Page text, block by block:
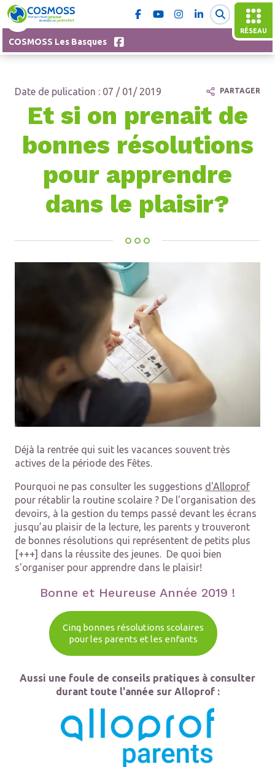
RÉSEAU
COSMOSS Les Basques
Date de pulication : 07 / 01/ 2019
Et si on prenait de
bonnes résolutions
pour apprendre
dans le plaisir?
Déjà la rentrée qui suit les vacances souvent très
actives de la période des Fêtes.
Pourquoi ne pas consulter les suggestions d'Alloprof
pour rétablir la routine scolaire ? De l'organisation des
devoirs, à la gestion du temps passé devant les écrans
jusqu’au plaisir de la lecture, les parents y trouveront
de bonnes résolutions qui représentent de petits plus
[+++] dans la réussite des jeunes. De quoi bien
s'organiser pour apprendre dans le plaisir!
Bonne et Heureuse Année 2019 !
Cinq bonnes résolutions scolaires
pour les parents et les enfants
Aussi une foule de conseils pratiques à consulter
durant toute l'année sur Alloprof :
PARTAGER